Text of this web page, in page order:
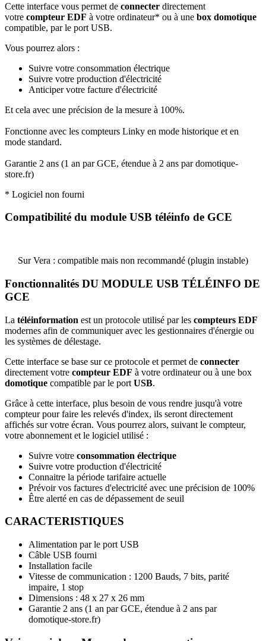
Cette interface vous permet de connecter directement
votre compteur EDF à votre ordinateur* ou à une box domotique
compatible, par le port USB.
Vous pourrez alors :
Suivre votre consommation électrique
Suivre votre production d'électricité
Anticiper votre facture d'électricité
Et cela avec une précision de la mesure à 100%.
Fonctionne avec les compteurs Linky en mode historique et en
mode standard.
Garantie 2 ans (1 an par GCE, étendue à 2 ans par domotique-
store.fr)
* Logiciel non fourni
Compatibilité du module USB téléinfo de GCE
Sur Vera : compatible mais non recommandé (plugin instable)
Fonctionnalités DU MODULE USB TÉLÉINFO DE
GCE
La téléinformation est un protocole utilisé par les compteurs EDF
modernes afin de communiquer avec les gestionnaires d'énergie ou
les systèmes de délestage.
Cette interface se base sur ce protocole et permet de connecter
directement votre compteur EDF à votre ordinateur ou à une box
domotique compatible par le port USB.
Grâce à cette interface, plus besoin de vous rendre jusqu'à votre
compteur pour faire les relevés d'index, ils seront directement
affichés sur votre écran. Vous pourrez alors, suivant le compteur,
votre abonnement et le logiciel utilisé :
Suivre votre consommation électrique
Suivre votre production d'électricité
Connaitre la période tarifaire actuelle
Prévoir vos factures d'electricité avec une précision de 100%
Être alerté en cas de dépassement de seuil
CARACTERISTIQUES
Alimentation par le port USB
Câble USB fourni
Installation facile
Vitesse de communication : 1200 Bauds, 7 bits, parité
impaire, 1 stop
Dimensions : 48 x 27 x 26 mm
Garantie 2 ans (1 an par GCE, étendue à 2 ans par
domotique-store.fr)